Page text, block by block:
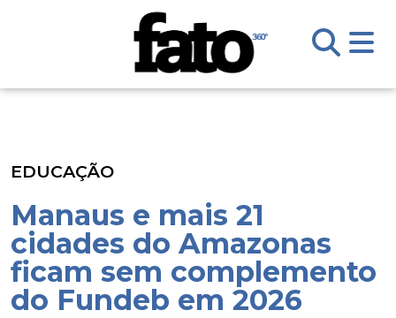
EDUCAÇÃO
Manaus e mais 21
cidades do Amazonas
ficam sem complemento
do Fundeb em 2026